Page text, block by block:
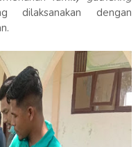
dilaksanakan dengan